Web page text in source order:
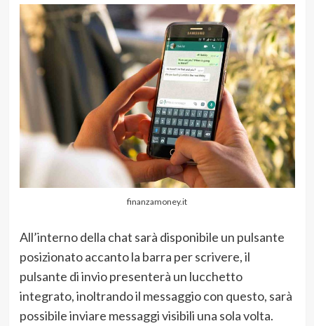
finanzamoney.it
All’interno della chat sarà disponibile un pulsante
posizionato accanto la barra per scrivere, il
pulsante di invio presenterà un lucchetto
integrato, inoltrando il messaggio con questo, sarà
possibile inviare messaggi visibili una sola volta.